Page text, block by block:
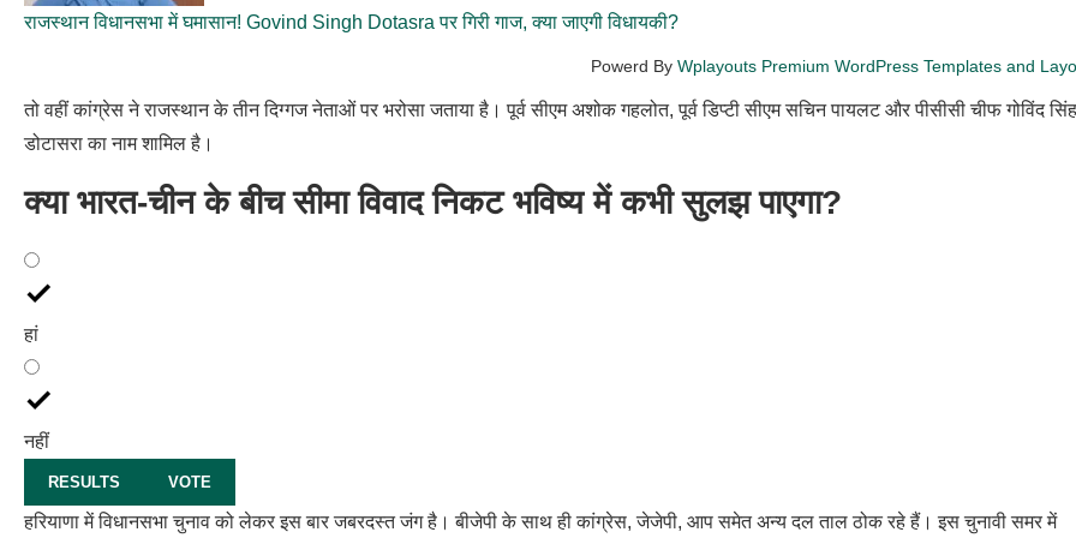
राजस्थान विधानसभा में घमासान! Govind Singh Dotasra पर गिरी गाज, क्या जाएगी विधायकी?
Powerd By Wplayouts Premium WordPress Templates and
तो वहीं कांग्रेस ने राजस्थान के तीन दिग्गज नेताओं पर भरोसा जताया है। पूर्व सीएम अशोक गहलोत, पूर्व डिप्टी सीएम सचिन पायलट और पीसीसी चीफ गोविंद सिंह
डोटासरा का नाम शामिल है।
क्या भारत-चीन के बीच सीमा विवाद निकट भविष्य में कभी सुलझ पाएगा?
हां
नहीं
RESULTS VOTE
हरियाणा में विधानसभा चुनाव को लेकर इस बार जबरदस्त जंग है। बीजेपी के साथ ही कांग्रेस, जेजेपी, आप समेत अन्य दल ताल ठोक रहे हैं। इस चुनावी समर में